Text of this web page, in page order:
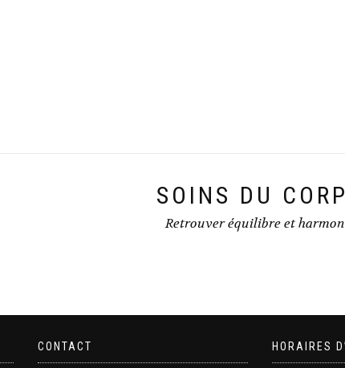
SOINS DU
Retrouver équilibre et
CONTACT HORAIRES